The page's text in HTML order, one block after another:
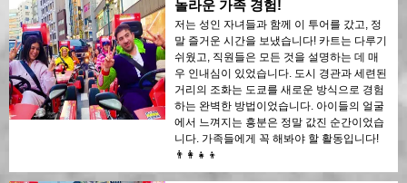
놀라운 가족 경험!
저는 성인 자녀들과 함께 이 투어를 갔고, 정
말 즐거운 시간을 보냈습니다! 카트는 다루기
쉬웠고, 직원들은 모든 것을 설명하는 데 매
우 인내심이 있었습니다. 도시 경관과 세련된
거리의 조화는 도쿄를 새로운 방식으로 경험
하는 완벽한 방법이었습니다. 아이들의 얼굴
에서 느껴지는 흥분은 정말 값진 순간이었습
니다. 가족들에게 꼭 해봐야 할 활동입니다!
👨‍👩‍👧‍👦